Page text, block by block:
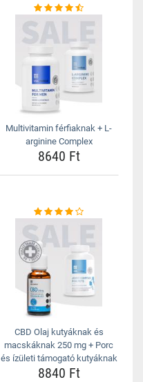
Multivitamin férfiaknak + L-
arginine Complex
8640 Ft
CBD Olaj kutyáknak és
macskáknak 250 mg + Porc
és ízületi támogató kutyáknak
8840 Ft